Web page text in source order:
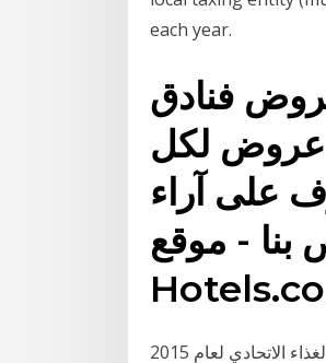
each year.
فنادق
عروض لكل
على آراء
بنا - موقع
حصلت دائرة البلدية والتخطيط بعجمان على معدل 87 فى المائة في مؤشر سلامة الغذاء الاتحادي لعام 2015